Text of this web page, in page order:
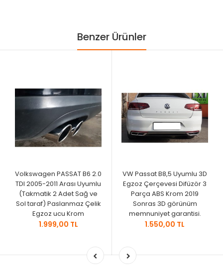
Benzer Ürünler
Volkswagen PASSAT B6 2.0
TDI 2005-2011 Arası Uyumlu
(Takmatik 2 Adet Sağ ve
Sol taraf) Paslanmaz Çelik
Egzoz ucu Krom
1.999,00 TL
VW Passat B8,5 Uyumlu 3D
Egzoz Çerçevesi Difüzör 3
Parça ABS Krom 2019
Sonras 3D görünüm
memnuniyet garantisi.
1.550,00 TL